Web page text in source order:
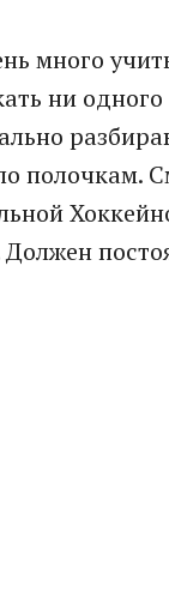
много
ни
полочкам.